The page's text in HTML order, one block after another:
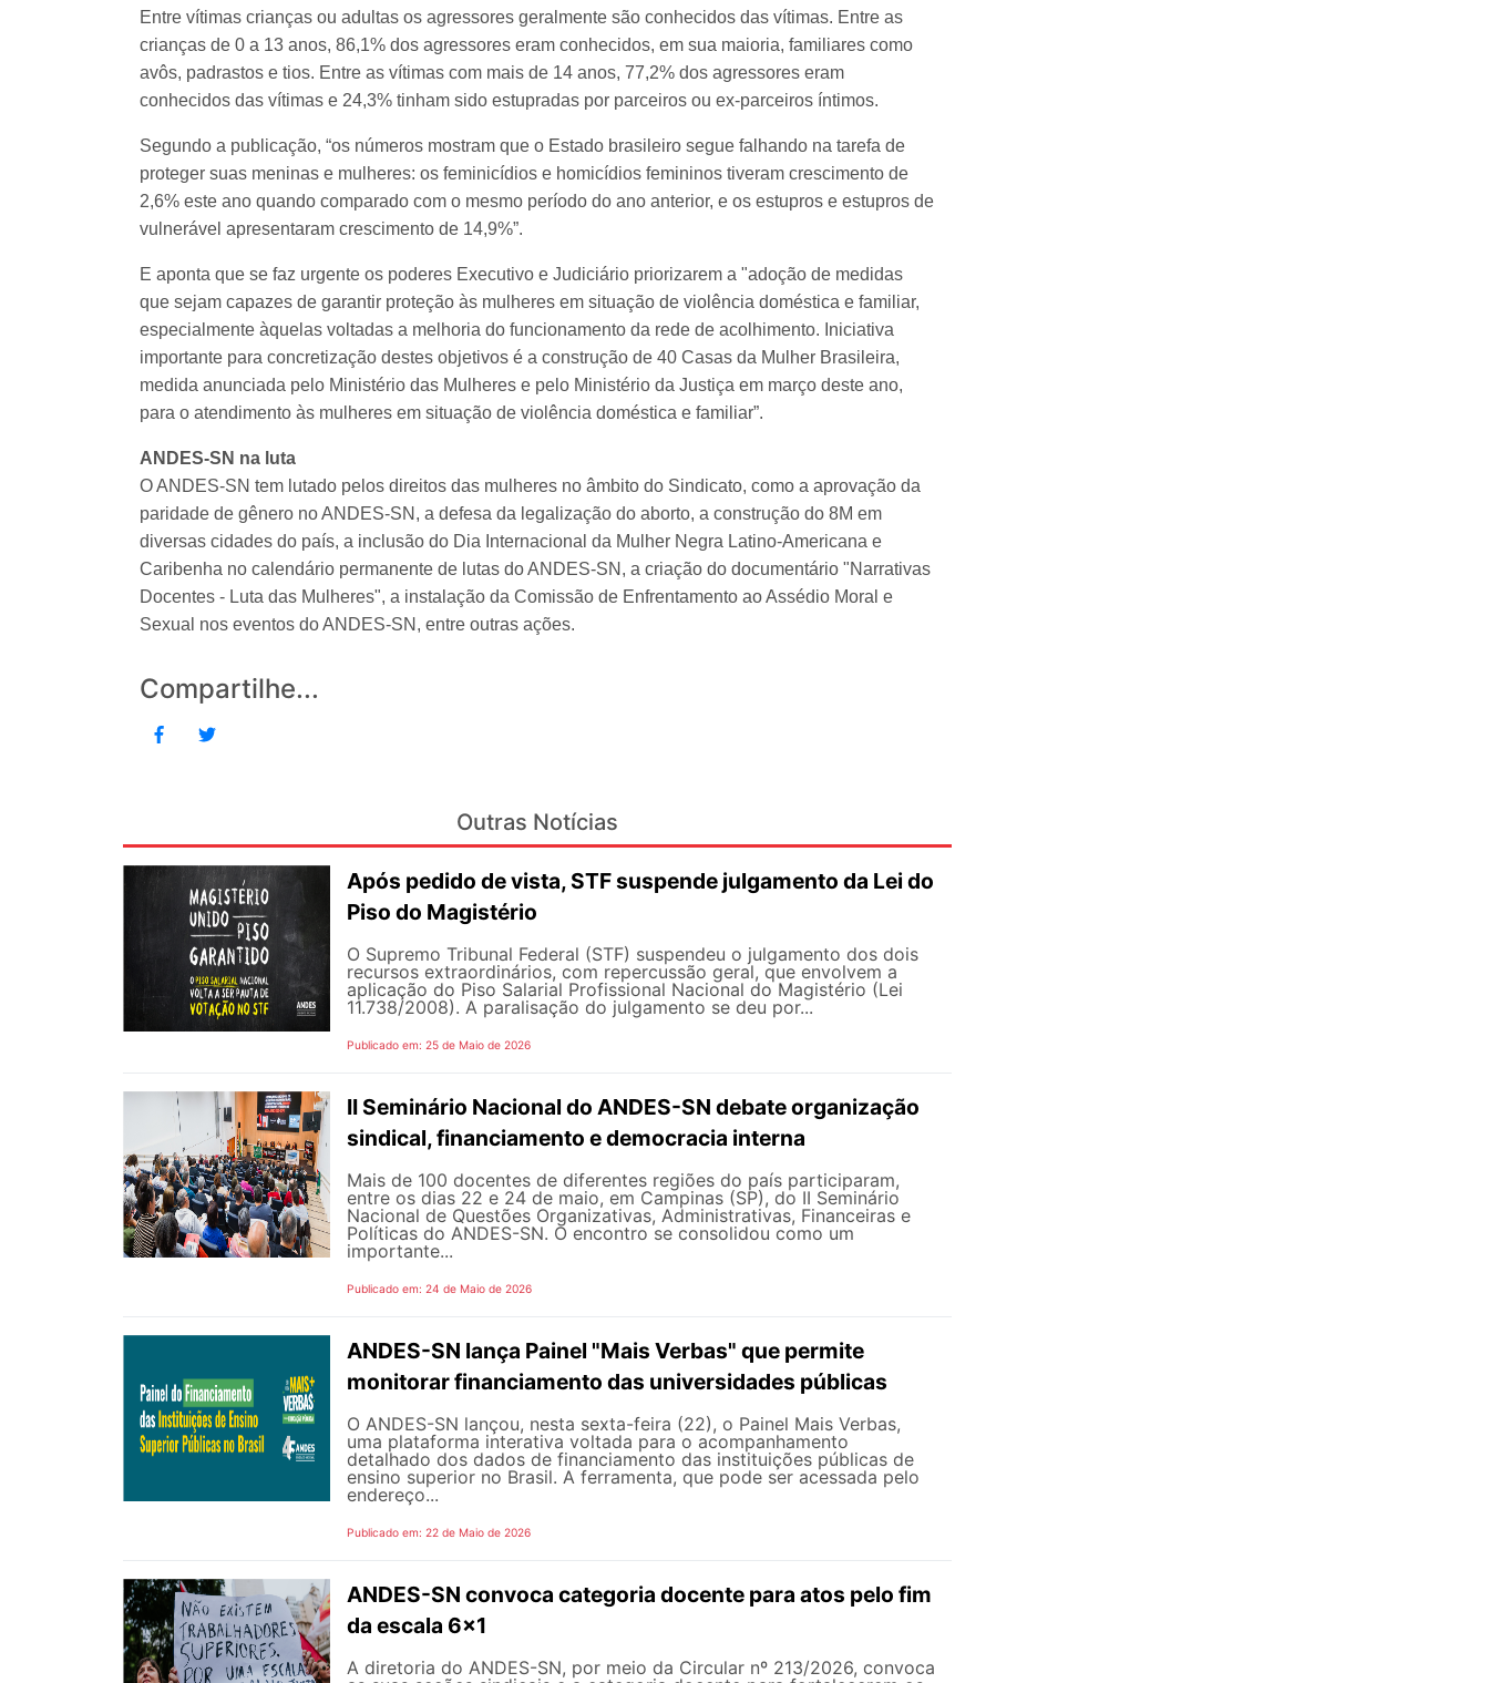
Entre vítimas crianças ou adultas os agressores geralmente são conhecidos das vítimas. Entre as
crianças de 0 a 13 anos, 86,1% dos agressores eram conhecidos, em sua maioria, familiares como
avôs, padrastos e tios. Entre as vítimas com mais de 14 anos, 77,2% dos agressores eram
conhecidos das vítimas e 24,3% tinham sido estupradas por parceiros ou ex-parceiros íntimos.
Segundo a publicação, “os números mostram que o Estado brasileiro segue falhando na tarefa de
proteger suas meninas e mulheres: os feminicídios e homicídios femininos tiveram crescimento de
2,6% este ano quando comparado com o mesmo período do ano anterior, e os estupros e estupros de
vulnerável apresentaram crescimento de 14,9%”.
E aponta que se faz urgente os poderes Executivo e Judiciário priorizarem a "adoção de medidas
que sejam capazes de garantir proteção às mulheres em situação de violência doméstica e familiar,
especialmente àquelas voltadas a melhoria do funcionamento da rede de acolhimento. Iniciativa
importante para concretização destes objetivos é a construção de 40 Casas da Mulher Brasileira,
medida anunciada pelo Ministério das Mulheres e pelo Ministério da Justiça em março deste ano,
para o atendimento às mulheres em situação de violência doméstica e familiar”.
ANDES-SN na luta
O ANDES-SN tem lutado pelos direitos das mulheres no âmbito do Sindicato, como a aprovação da
paridade de gênero no ANDES-SN, a defesa da legalização do aborto, a construção do 8M em
diversas cidades do país, a inclusão do Dia Internacional da Mulher Negra Latino-Americana e
Caribenha no calendário permanente de lutas do ANDES-SN, a criação do documentário "Narrativas
Docentes - Luta das Mulheres", a instalação da Comissão de Enfrentamento ao Assédio Moral e
Sexual nos eventos do ANDES-SN, entre outras ações.
Compartilhe...
Outras Notícias
Após pedido de vista, STF suspende julgamento da Lei do
Piso do Magistério
O Supremo Tribunal Federal (STF) suspendeu o julgamento dos dois
recursos extraordinários, com repercussão geral, que envolvem a
aplicação do Piso Salarial Profissional Nacional do Magistério (Lei
11.738/2008). A paralisação do julgamento se deu por...
Publicado em: 25 de Maio de 2026
II Seminário Nacional do ANDES-SN debate organização
sindical, financiamento e democracia interna
Mais de 100 docentes de diferentes regiões do país participaram,
entre os dias 22 e 24 de maio, em Campinas (SP), do II Seminário
Nacional de Questões Organizativas, Administrativas, Financeiras e
Políticas do ANDES-SN. O encontro se consolidou como um
importante...
Publicado em: 24 de Maio de 2026
ANDES-SN lança Painel "Mais Verbas" que permite
monitorar financiamento das universidades públicas
O ANDES-SN lançou, nesta sexta-feira (22), o Painel Mais Verbas,
uma plataforma interativa voltada para o acompanhamento
detalhado dos dados de financiamento das instituições públicas de
ensino superior no Brasil. A ferramenta, que pode ser acessada pelo
endereço...
Publicado em: 22 de Maio de 2026
ANDES-SN convoca categoria docente para atos pelo fim
da escala 6x1
A diretoria do ANDES-SN, por meio da Circular nº 213/2026, convoca